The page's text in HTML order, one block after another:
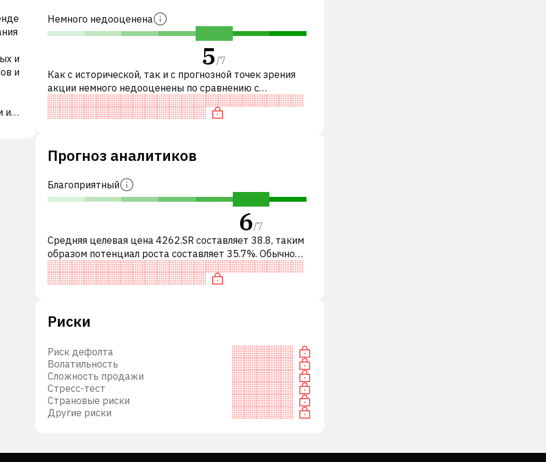
и
и
и
Немного недооценена
5/7
Как с исторической, так и с прогнозной точек зрения
акции немного недооценены по сравнению с
аналогичными акциями. В частности, акция
справедливо оценена по P/E, недооцен
Прогноз аналитиков
Благоприятный
6/7
Средняя целевая цена 4262.SR составляет 38.8, таким
образом потенциал роста составляет 35.7%. Обычно
это означает рекомендацию «ПОКУПАТЬ» среди
инвестиционных компаний ил
Риски
Риск дефолта
Волатильность
Сложность продажи
Стресс-тест
Страновые риски
Другие риски